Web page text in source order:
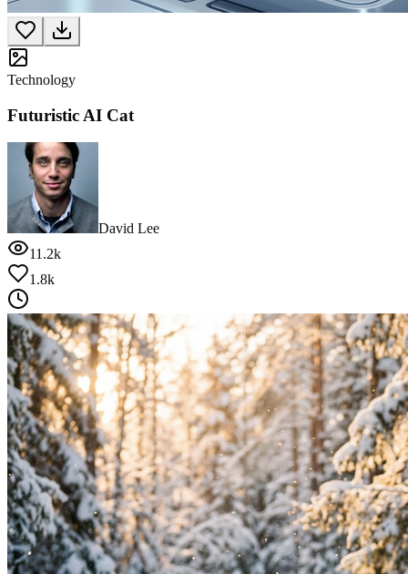
Technology
Futuristic AI Cat
David Lee
11.2k
1.8k